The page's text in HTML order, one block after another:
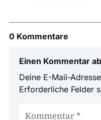
0 Kommentare
Einen Kommentar
Deine E-Mail-
Erforderliche Felder